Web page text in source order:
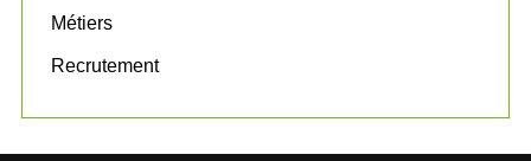
Métiers
Recrutement